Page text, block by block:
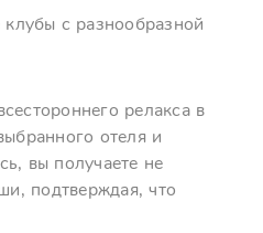
с разнообразной
релакса в
отеля и
вы получаете не
подтверждая, что